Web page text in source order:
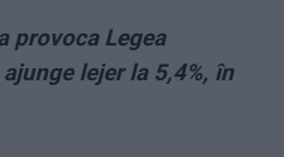
provoca Legea
lejer la 5,4%, în